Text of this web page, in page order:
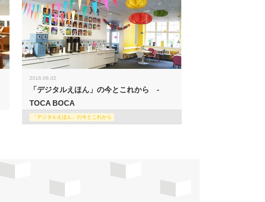
2016.06.02
「デジタルえほん」の今とこれから -
TOCA BOCA
「デジタルえほん」の今とこれから